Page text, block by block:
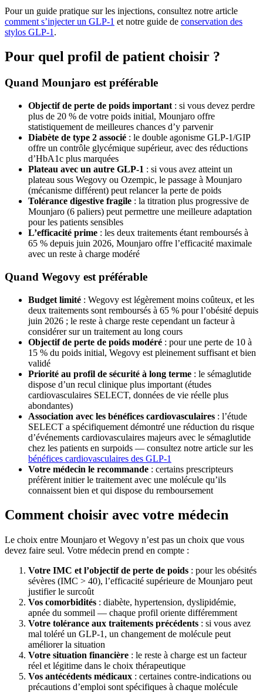
Pour un guide pratique sur les injections, consultez notre article
comment s’injecter un GLP-1 et notre guide de conservation des
stylos GLP-1 .
Pour quel profil de patient choisir ?
Quand Mounjaro est préférable
Objectif de perte de poids important : si vous devez perdre
plus de 20 % de votre poids initial, Mounjaro offre
statistiquement de meilleures chances d’y parvenir
Diabète de type 2 associé : le double agonisme GLP-1/GIP
offre un contrôle glycémique supérieur, avec des réductions
d’HbA1c plus marquées
Plateau avec un autre GLP-1 : si vous avez atteint un
plateau sous Wegovy ou Ozempic, le passage à Mounjaro
(mécanisme différent) peut relancer la perte de poids
Tolérance digestive fragile : la titration plus progressive de
Mounjaro (6 paliers) peut permettre une meilleure adaptation
pour les patients sensibles
L’efficacité prime : les deux traitements étant remboursés à
65 % depuis juin 2026, Mounjaro offre l’efficacité maximale
avec un reste à charge modéré
Quand Wegovy est préférable
Budget limité : Wegovy est légèrement moins coûteux, et les
deux traitements sont remboursés à 65 % pour l’obésité depuis
juin 2026 ; le reste à charge reste cependant un facteur à
considérer sur un traitement au long cours
Objectif de perte de poids modéré : pour une perte de 10 à
15 % du poids initial, Wegovy est pleinement suffisant et bien
validé
Priorité au profil de sécurité à long terme : le sémaglutide
dispose d’un recul clinique plus important (études
cardiovasculaires SELECT, données de vie réelle plus
abondantes)
Association avec les bénéfices cardiovasculaires : l’étude
SELECT a spécifiquement démontré une réduction du risque
d’événements cardiovasculaires majeurs avec le sémaglutide
chez les patients en surpoids — consultez notre article sur les
bénéfices cardiovasculaires des GLP-1
Votre médecin le recommande : certains prescripteurs
préfèrent initier le traitement avec une molécule qu’ils
connaissent bien et qui dispose du remboursement
Comment choisir avec votre médecin
Le choix entre Mounjaro et Wegovy n’est pas un choix que vous
devez faire seul. Votre médecin prend en compte :
Votre IMC et l’objectif de perte de poids : pour les obésités
sévères (IMC > 40), l’efficacité supérieure de Mounjaro peut
justifier le surcoût
Vos comorbidités : diabète, hypertension, dyslipidémie,
apnée du sommeil — chaque profil oriente différemment
Votre tolérance aux traitements précédents : si vous avez
mal toléré un GLP-1, un changement de molécule peut
améliorer la situation
Votre situation financière : le reste à charge est un facteur
réel et légitime dans le choix thérapeutique
Vos antécédents médicaux : certaines contre-indications ou
précautions d’emploi sont spécifiques à chaque molécule